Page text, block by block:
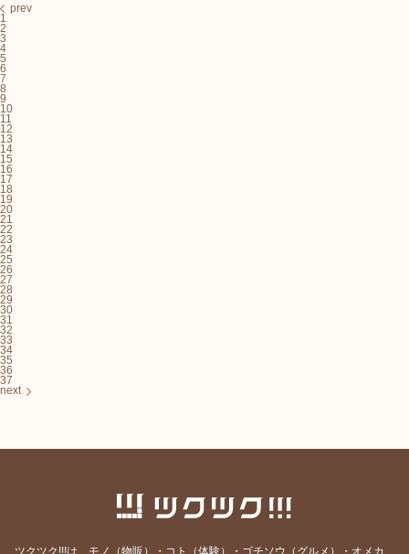
prev
1
2
3
4
5
6
7
8
9
10
11
12
13
14
15
16
17
18
19
20
21
22
23
24
25
26
27
28
29
30
31
32
33
34
35
36
37
next